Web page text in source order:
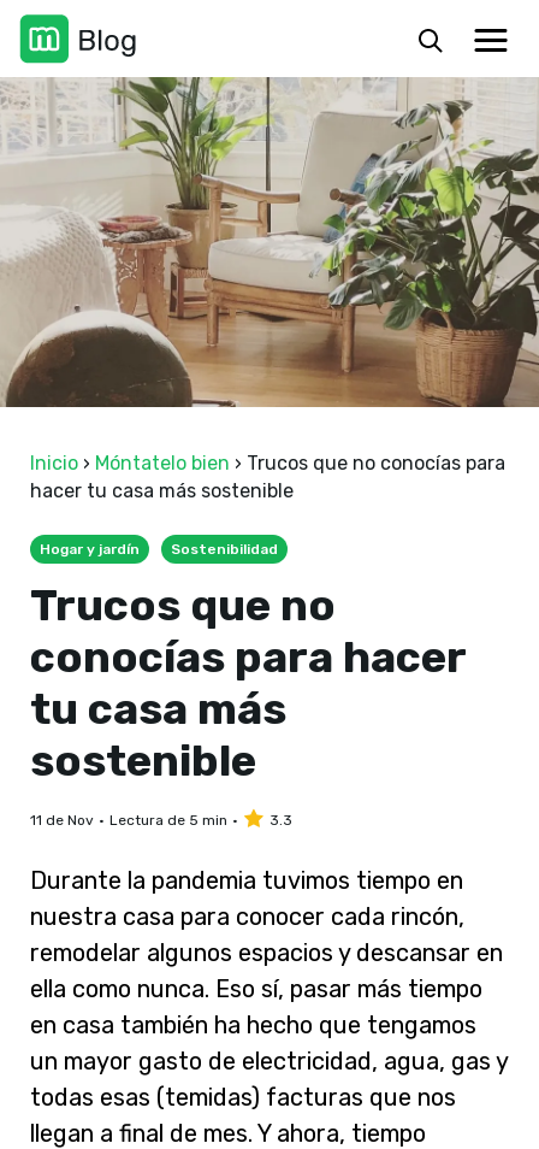
Inicio › Móntatelo bien › Trucos que no conocías para
hacer tu casa más sostenible
Hogar y jardín Sostenibilidad
Trucos que no
conocías para hacer
tu casa más
sostenible
11 de Nov Lectura de 5 min 3.3
Durante la pandemia tuvimos tiempo en
nuestra casa para conocer cada rincón,
remodelar algunos espacios y descansar en
ella como nunca. Eso sí, pasar más tiempo
en casa también ha hecho que tengamos
un mayor gasto de electricidad, agua, gas y
todas esas (temidas) facturas que nos
llegan a final de mes. Y ahora, tiempo